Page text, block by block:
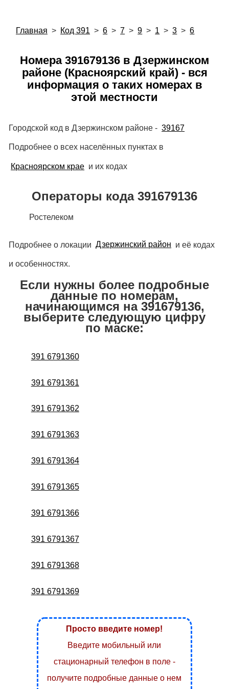
Главная > Код 391 > 6 > 7 > 9 > 1 > 3 > 6
Номера 391679136 в Дзержинском
районе (Красноярский край) - вся
информация о таких номерах в
этой местности
Городской код в Дзержинском районе - 39167
Подробнее о всех населённых пунктах в
Красноярском крае и их кодах
Операторы кода 391679136
Ростелеком
Подробнее о локации Дзержинский район и её кодах
и особенностях.
Если нужны более подробные
данные по номерам,
начинающимся на 391679136,
выберите следующую цифру
по маске:
391 6791360
391 6791361
391 6791362
391 6791363
391 6791364
391 6791365
391 6791366
391 6791367
391 6791368
391 6791369
Просто введите номер!
Введите мобильный или
стационарный телефон в поле -
получите подробные данные о нем